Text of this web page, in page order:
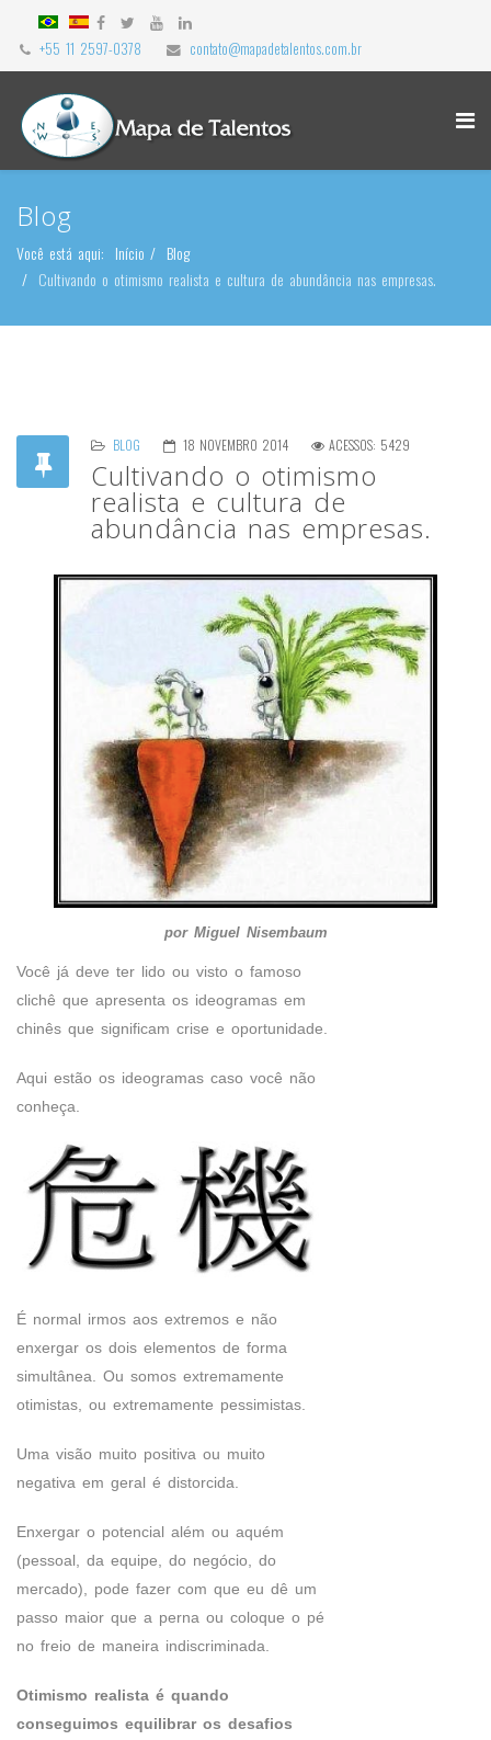
+55 11 2597-0378 contato@mapadetalentos.com.br
Blog
Você está aqui: Início
Blog
Cultivando o otimismo realista e cultura de abundância nas empresas.
BLOG 18 NOVEMBRO 2014 ACESSOS: 5429
Cultivando o otimismo
realista e cultura de
abundância nas empresas.
por Miguel Nisembaum
Você já deve ter lido ou visto o famoso
clichê que apresenta os ideogramas em
chinês que significam crise e oportunidade.
Aqui estão os ideogramas caso você não
conheça.
É normal irmos aos extremos e não
enxergar os dois elementos de forma
simultânea. Ou somos extremamente
otimistas, ou extremamente pessimistas.
Uma visão muito positiva ou muito
negativa em geral é distorcida.
Enxergar o potencial além ou aquém
(pessoal, da equipe, do negócio, do
mercado), pode fazer com que eu dê um
passo maior que a perna ou coloque o pé
no freio de maneira indiscriminada.
Otimismo realista é quando
conseguimos equilibrar os desafios